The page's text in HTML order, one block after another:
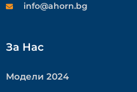
info@ahorn.bg
За Нас
Модели 2024